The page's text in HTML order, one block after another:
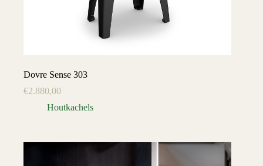
Dovre Sense 303
€2.880,00
Houtkachels